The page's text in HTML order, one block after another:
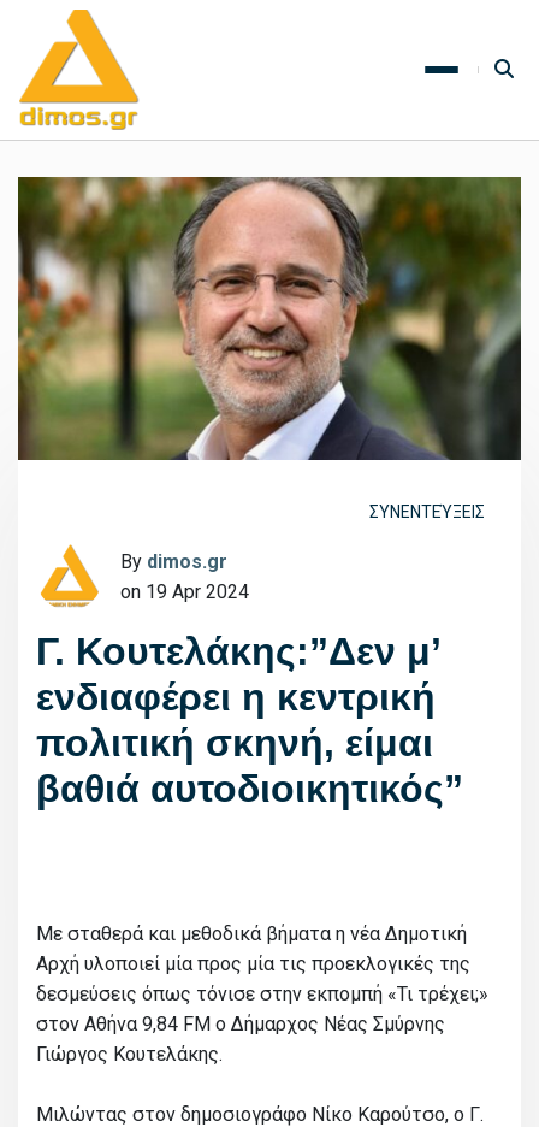
ΣΥΝΕΝΤΕΎΞΕΙΣ
By dimos.gr
on 19 Apr 2024
Γ. Κουτελάκης:”Δεν μ’
ενδιαφέρει η κεντρική
πολιτική σκηνή, είμαι
βαθιά αυτοδιοικητικός”
Με σταθερά και μεθοδικά βήματα η νέα Δημοτική
Αρχή υλοποιεί μία προς μία τις προεκλογικές της
δεσμεύσεις όπως τόνισε στην εκπομπή «Τι τρέχει;»
στον Αθήνα 9,84 FM ο Δήμαρχος Νέας Σμύρνης
Γιώργος Κουτελάκης.
Μιλώντας στον δημοσιογράφο Νίκο Καρούτσο, ο Γ.